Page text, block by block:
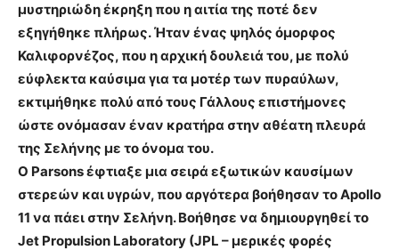
μυστηριώδη έκρηξη που η αιτία της ποτέ δεν
εξηγήθηκε πλήρως. Ήταν ένας ψηλός όμορφος
Καλιφορνέζος, που η αρχική δουλειά του, με πολύ
εύφλεκτα καύσιμα για τα μοτέρ των πυραύλων,
εκτιμήθηκε πολύ από τους Γάλλους επιστήμονες
ώστε ονόμασαν έναν κρατήρα στην αθέατη πλευρά
της Σελήνης με το όνομα του.
Ο Parsons έφτιαξε μια σειρά εξωτικών καυσίμων
στερεών και υγρών, που αργότερα βοήθησαν το Apollo
11 να πάει στην Σελήνη. Βοήθησε να δημιουργηθεί το
Jet Propulsion Laboratory (JPL – μερικές φορές